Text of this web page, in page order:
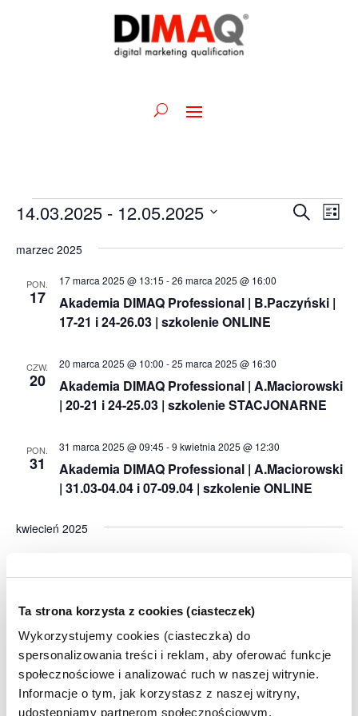
Ta strona korzysta z cookies (ciasteczek)
Wykorzystujemy cookies (ciasteczka) do
spersonalizowania treści i reklam, aby oferować funkcje
społecznościowe i analizować ruch w naszej witrynie.
Informacje o tym, jak korzystasz z naszej witryny,
udostępniamy partnerom społecznościowym,
Wydarzenia
po
i
SzukajLista
14.03.2025 - 12.05.2025
datę.
marzec 2025
PON.
17
Akademia DIMAQ Professional | B.Paczyński |
17-21 i 24-26.03 | szkolenie ONLINE
17 marca 2025 @ 13:15 -26 marca 2025 @ 16:00
CZW.
20
Akademia DIMAQ Professional | A.Maciorowski
| 20-21 i 24-25.03 | szkolenie STACJONARNE
20 marca 2025 @ 10:00 -25 marca 2025 @ 16:30
PON.
31
Akademia DIMAQ Professional | A.Maciorowski
| 31.03-04.04 i 07-09.04 | szkolenie ONLINE
31 marca 2025 @ 09:45 -9 kwietnia 2025 @ 12:30
kwiecień 2025
7
Akademia DIMAQ Basic | M.Bartołd | 07-11 i 14-
PON.
7
Akademia DIMAQ Professional | J.Szostak | 07-
10 i 14-17.04 | szkolenie ONLINE
7 kwietnia 2025 @ 16:15-17 kwietnia 2025 @ 19:00